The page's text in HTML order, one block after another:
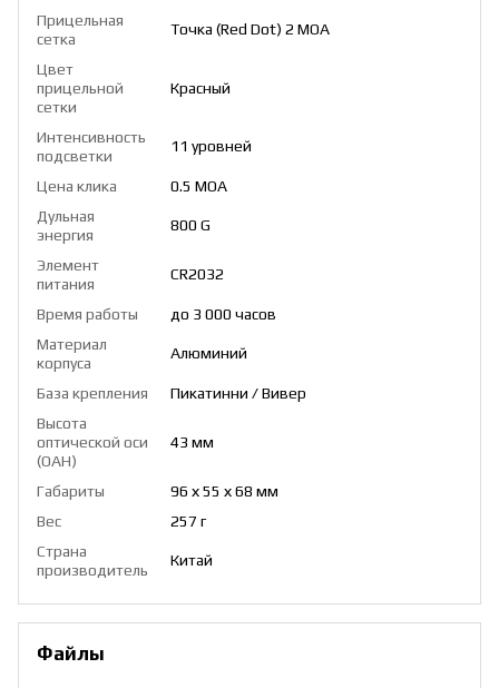
Прицельная
сетка
Точка (Red Dot) 2 МОА
Цвет
прицельной
сетки
Красный
Интенсивность
подсветки
11 уровней
Цена клика
0.5 МОА
Дульная
энергия
800 G
Элемент
питания
CR2032
Время работы
до 3 000 часов
Материал
корпуса
Алюминий
База крепления
Пикатинни / Вивер
Высота
оптической оси
(OAH)
43 мм
Габариты
96 х 55 х 68 мм
Вес
257 г
Страна
производитель
Китай
Файлы